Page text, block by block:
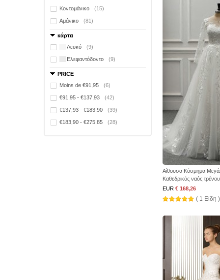
Κοντομάνικο (15)
Αμάνικο (81)
κάρτα
Λευκό
(9)
Ελεφαντόδοντο (9)
PRICE
Moins de €91,95
(6)
€91,95 - €137,93 (42)
€137,93 - €183,90 (39)
€183,90 - €275,85 (28)
Αίθουσα Κόσμημα
Καθεδρικός ναός
EUR € 168,26
( 1 Είδη )